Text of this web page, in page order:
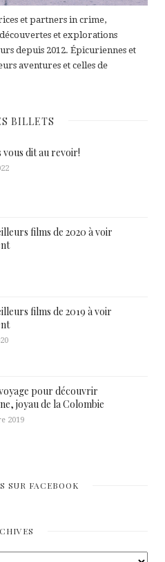
et partners in crime,
et explorations
depuis 2012. Épicuriennes et
aventures et celles de
BILLETS
vous dit au revoir!
films de 2020 à voir
films de 2019 à voir
pour découvrir
joyau de la Colombie
2019
SUR FACEBOOK